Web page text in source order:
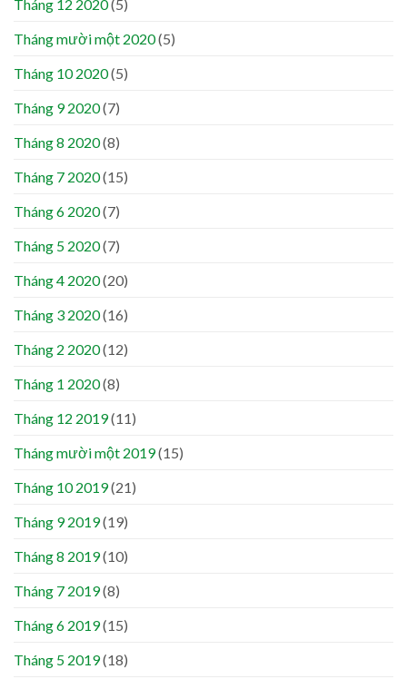
Tháng 12 2020(5)
Tháng mười một 2020(5)
Tháng 10 2020(5)
Tháng 9 2020(7)
Tháng 8 2020(8)
Tháng 7 2020(15)
Tháng 6 2020(7)
Tháng 5 2020(7)
Tháng 4 2020(20)
Tháng 3 2020(16)
Tháng 2 2020(12)
Tháng 1 2020(8)
Tháng 12 2019(11)
Tháng mười một 2019(15)
Tháng 10 2019(21)
Tháng 9 2019(19)
Tháng 8 2019(10)
Tháng 7 2019(8)
Tháng 6 2019(15)
Tháng 5 2019(18)